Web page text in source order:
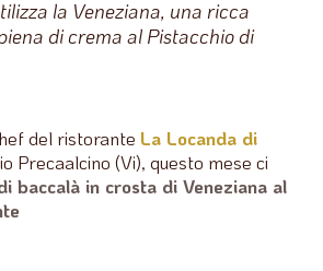
la Veneziana, una ricca
di crema al Pistacchio di
del ristorante La Locanda di
Precaalcino (Vi), questo mese ci
baccalà in crosta di Veneziana al